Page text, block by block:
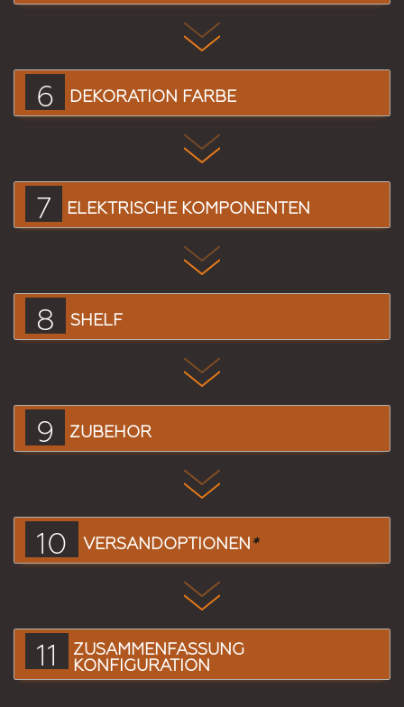
6 DEKORATION FARBE
7 ELEKTRISCHE KOMPONENTEN
8 SHELF
9 ZUBEHÖR
10 VERSANDOPTIONEN*
11
ZUSAMMENFASSUNG
KONFIGURATION